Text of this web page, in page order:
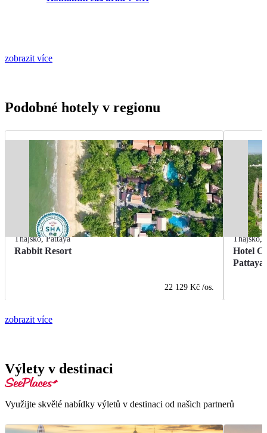
zobrazit více
Podobné hotely v regionu
Thajsko,Pattaya
Rabbit Resort
22 129 Kč /os.
Thajsko,
Hotel
Pattaya
zobrazit více
Výlety v destinaci
Využijte skvělé nabídky výletů v destinaci od našich partnerů